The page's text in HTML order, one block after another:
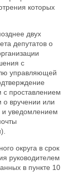
которых
двух
депутатов о
с
управляющей
с проставлением
о вручении или
и уведомлением
округа в срок
руководителем
в пункте 10